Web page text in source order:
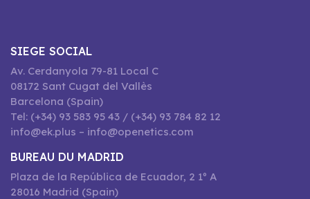
SIEGE SOCIAL
Av. Cerdanyola 79-81 Local C
08172 Sant Cugat del Vallès
Barcelona (Spain)
Tel: (+34) 93 583 95 43 / (+34) 93 784 82 12
info@ek.plus – info@openetics.com
BUREAU DU MADRID
Plaza de la República de Ecuador, 2 1º A
28016 Madrid (Spain)